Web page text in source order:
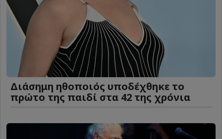
Διάσημη ηθοποιός υποδέχθηκε το
πρώτο της παιδί στα 42 της χρόνια